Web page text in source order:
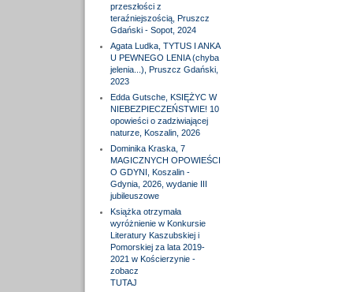
przeszłości z
teraźniejszością, Pruszcz
Gdański - Sopot, 2024
Agata Ludka, TYTUS I ANKA
U PEWNEGO LENIA (chyba
jelenia...), Pruszcz Gdański,
2023
Edda Gutsche, KSIĘŻYC W
NIEBEZPIECZEŃSTWIE! 10
opowieści o zadziwiającej
naturze, Koszalin, 2026
Dominika Kraska, 7
MAGICZNYCH OPOWIEŚCI
O GDYNI, Koszalin -
Gdynia, 2026, wydanie III
jubileuszowe
Książka otrzymała
wyróżnienie w Konkursie
Literatury Kaszubskiej i
Pomorskiej za lata 2019-
2021 w Kościerzynie -
zobacz
TUTAJ